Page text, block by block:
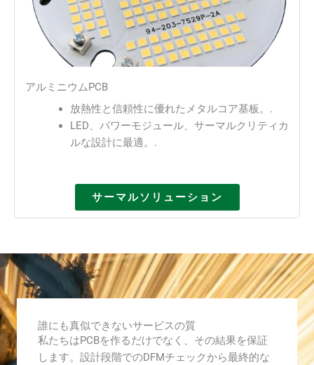
アルミニウムPCB
放熱性と信頼性に優れたメタルコア基板。.
LED、パワーモジュール、サーマルクリティカ
ルな設計に最適。.
サーマルソリューション
誰にも真似できないサービスの質
私たちはPCBを作るだけでなく、その結果を保証
します。設計段階でのDFMチェックから最終的な